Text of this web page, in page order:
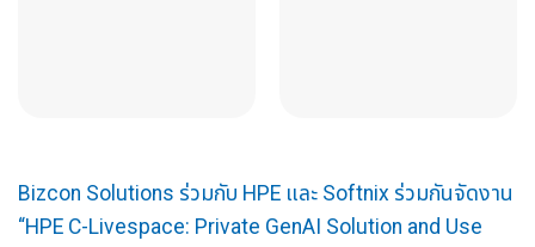
Bizcon Solutions ร่วมกับ HPE และ Softnix ร่วมกันจัดงาน
“HPE C-Livespace: Private GenAI Solution and Use